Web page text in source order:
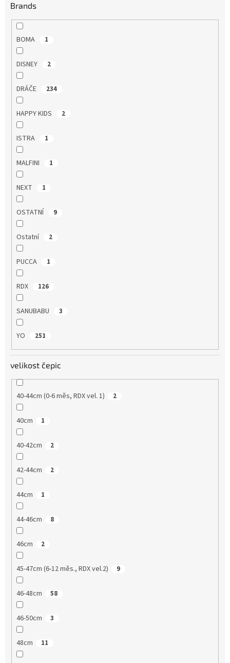
Brands
BOMA 1
DISNEY 2
DRÁČE 234
HAPPY KIDS 2
ISTRA 1
MALFINI 1
NEXT 1
OSTATNÍ 9
Ostatní 2
PUCCA 1
RDX 126
SANUBABU 3
YO 251
velikost čepic
40-44cm (0-6 měs, RDX vel. 1) 2
40cm 1
40-42cm 2
42-44cm 2
44cm 1
44-46cm 8
46cm 2
45-47cm (6-12 měs., RDX vel.2) 9
46-48cm 58
46-50cm 3
48cm 11